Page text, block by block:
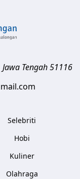
Jawa Tengah51116
Selebriti
Hobi
Kuliner
Olahraga